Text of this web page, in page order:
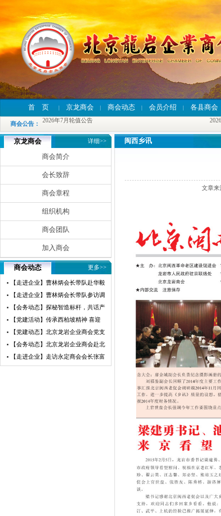
首 页 京龙商会 商会动态 会员介绍 各县商会
商会公告 ：
2026年7月轮值公告
京龙商会 详细>>
商会简介
会长致辞
商会章程
组织机构
商会团队
加入商会
商会动态 更多>>
【走进企业】曹林炳会长带队赴华毅
瀛飞开展参访交流活动
【走进企业】曹林炳会长带队参访调
研赛微电子
【会务动态】探秘智造标杆，共话产
业未来——北京龙岩企业商会走进小
米汽车超级工厂参访交流
【党建活动】传承西柏坡精神 喜迎
建党105周年——北京龙岩企业商会
党支部赴西柏坡开展红色教育主题党
日活动
【党建动态】北京龙岩企业商会党支
部荣获“先进基层党组织”荣誉称号
【会务动态】北京龙岩企业商会赴北
京莆田企业商会开展交流互鉴活动
【走进企业】走访永定商会会长张富
闽西乡讯
文章